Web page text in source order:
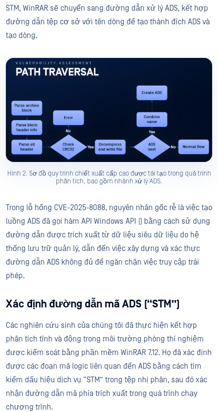
STM, WinRAR sẽ chuyển sang đường dẫn xử lý ADS, kết hợp
đường dẫn tệp cơ sở với tên dòng để tạo thành đích ADS và
tạo dòng.
Hình 2. Sơ đồ quy trình chiết xuất cấp cao được tái tạo trong quá trình
phân tích, bao gồm nhánh xử lý ADS.
Trong lỗ hổng CVE-2025-8088, nguyên nhân gốc rễ là việc tạo
luồng ADS đã gọi hàm API Windows API () bằng cách sử dụng
đường dẫn được trích xuất từ dữ liệu siêu dữ liệu do hệ
thống lưu trữ quản lý, dẫn đến việc xây dựng và xác thực
đường dẫn ADS không đủ để ngăn chặn việc truy cập trái
phép.
Xác định đường dẫn mã ADS (“STM”)
Các nghiên cứu sinh của chúng tôi đã thực hiện kết hợp
phân tích tĩnh và động trong môi trường phòng thí nghiệm
được kiểm soát bằng phần mềm WinRAR 7.12. Họ đã xác định
được các đoạn mã logic liên quan đến ADS bằng cách tìm
kiếm dấu hiệu dịch vụ “STM” trong tệp nhị phân, sau đó xác
nhận đường dẫn mã phía trích xuất trong quá trình chạy
chương trình.